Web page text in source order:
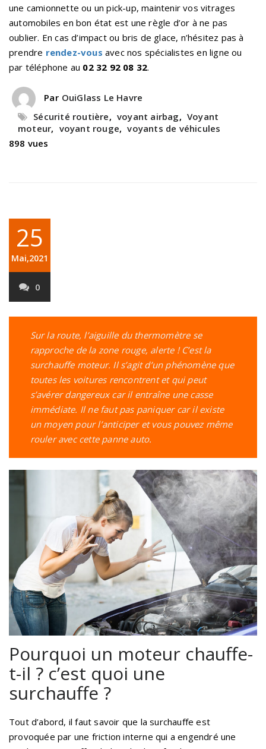
une camionnette ou un pick-up, maintenir vos vitrages
automobiles en bon état est une règle d’or à ne pas
oublier. En cas d’impact ou bris de glace, n’hésitez pas à
prendre rendez-vous avec nos spécialistes en ligne ou
par téléphone au 02 32 92 08 32.
Par OuiGlass Le Havre
Sécurité routière, voyant airbag, Voyant
moteur, voyant rouge, voyants de véhicules
898 vues
25
Mai,2021
0
Sur la route, l’aiguille du thermomètre se
rapproche de la zone rouge, alerte ! C’est la
surchauffe moteur. Il s’agit d’un phénomène que
toutes les voitures rencontrent et qui peut
s’avérer dangereux car il entraîne une casse
immédiate. Il ne faut pas paniquer car il existe
un moyen pour l’anticiper et vous pouvez même
rouler avec cette panne auto.
Pourquoi un moteur chauffe-
t-il ? c’est quoi une
surchauffe ?
Tout d’abord, il faut savoir que la surchauffe est
provoquée par une friction interne qui a engendré une